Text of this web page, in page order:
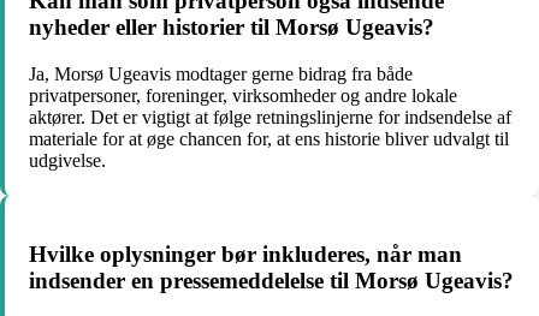
nyheder eller historier til Morsø Ugeavis?
Ja, Morsø Ugeavis modtager gerne bidrag fra både
privatpersoner, foreninger, virksomheder og andre lokale
aktører. Det er vigtigt at følge retningslinjerne for indsendelse af
materiale for at øge chancen for, at ens historie bliver udvalgt til
udgivelse.
Hvilke oplysninger bør inkluderes, når man
indsender en pressemeddelelse til Morsø Ugeavis?